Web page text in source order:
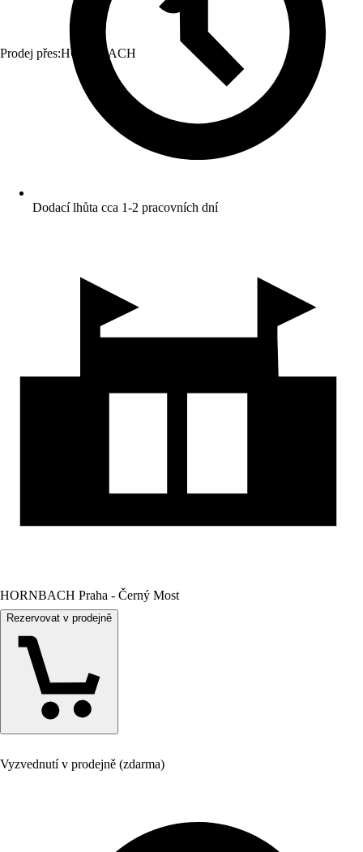
Prodej přes:HORNBACH
Dodací lhůta cca 1-2 pracovních dní
HORNBACH Praha - Černý Most
Rezervovat v prodejně
Vyzvednutí v prodejně (zdarma)